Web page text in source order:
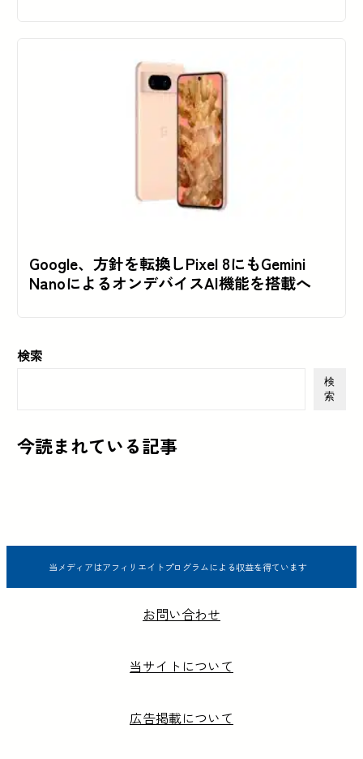
Google、方針を転換しPixel 8にもGemini
NanoによるオンデバイスAI機能を搭載へ
検索
検
索
今読まれている記事
当メディアはアフィリエイトプログラムによる収益を得ています
お問い合わせ
当サイトについて
広告掲載について